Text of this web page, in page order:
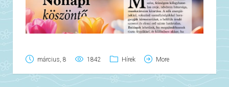
március, 8 1842 Hírek More